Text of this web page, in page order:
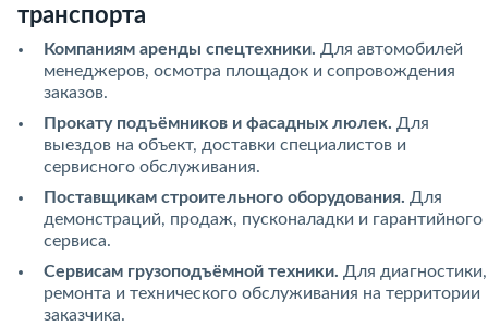
транспорта
Компаниям аренды спецтехники. Для автомобилей
менеджеров, осмотра площадок и сопровождения
заказов.
Прокату подъёмников и фасадных люлек. Для
выездов на объект, доставки специалистов и
сервисного обслуживания.
Поставщикам строительного оборудования. Для
демонстраций, продаж, пусконаладки и гарантийного
сервиса.
Сервисам грузоподъёмной техники. Для диагностики,
ремонта и технического обслуживания на территории
заказчика.